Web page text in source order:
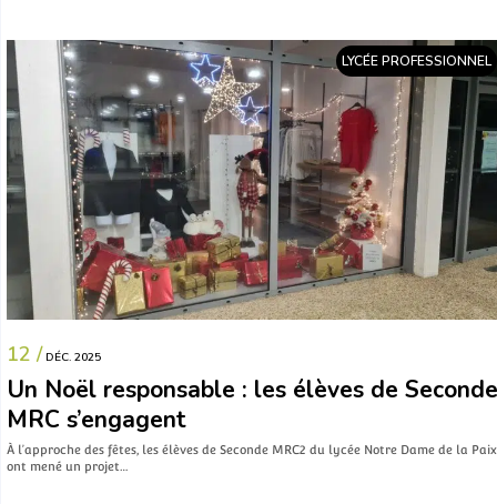
LYCÉE PROFESSIONNEL
12 / DÉC. 2025
Un Noël responsable : les élèves de Seconde
MRC s’engagent
À l’approche des fêtes, les élèves de Seconde MRC2 du lycée Notre Dame de la
ont mené un projet…